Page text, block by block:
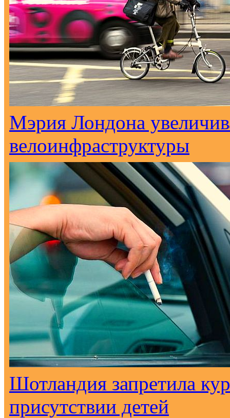
Мэрия Лондона
велоинфраструктуры
Шотландия запретила
присутствии детей